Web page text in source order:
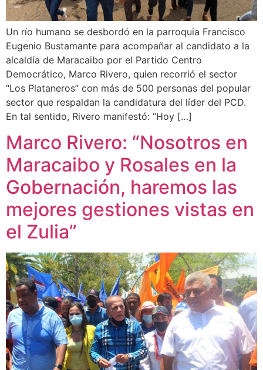
Un río humano se desbordó en la parroquia Francisco
Eugenio Bustamante para acompañar al candidato a la
alcaldía de Maracaibo por el Partido Centro
Democrático, Marco Rivero, quien recorrió el sector
“Los Plataneros” con más de 500 personas del popular
sector que respaldan la candidatura del líder del PCD.
En tal sentido, Rivero manifestó: “Hoy […]
Marco Rivero: “Nosotros en
Maracaibo y Rosales en la
Gobernación, haremos las
mejores gestiones vistas en
el Zulia”